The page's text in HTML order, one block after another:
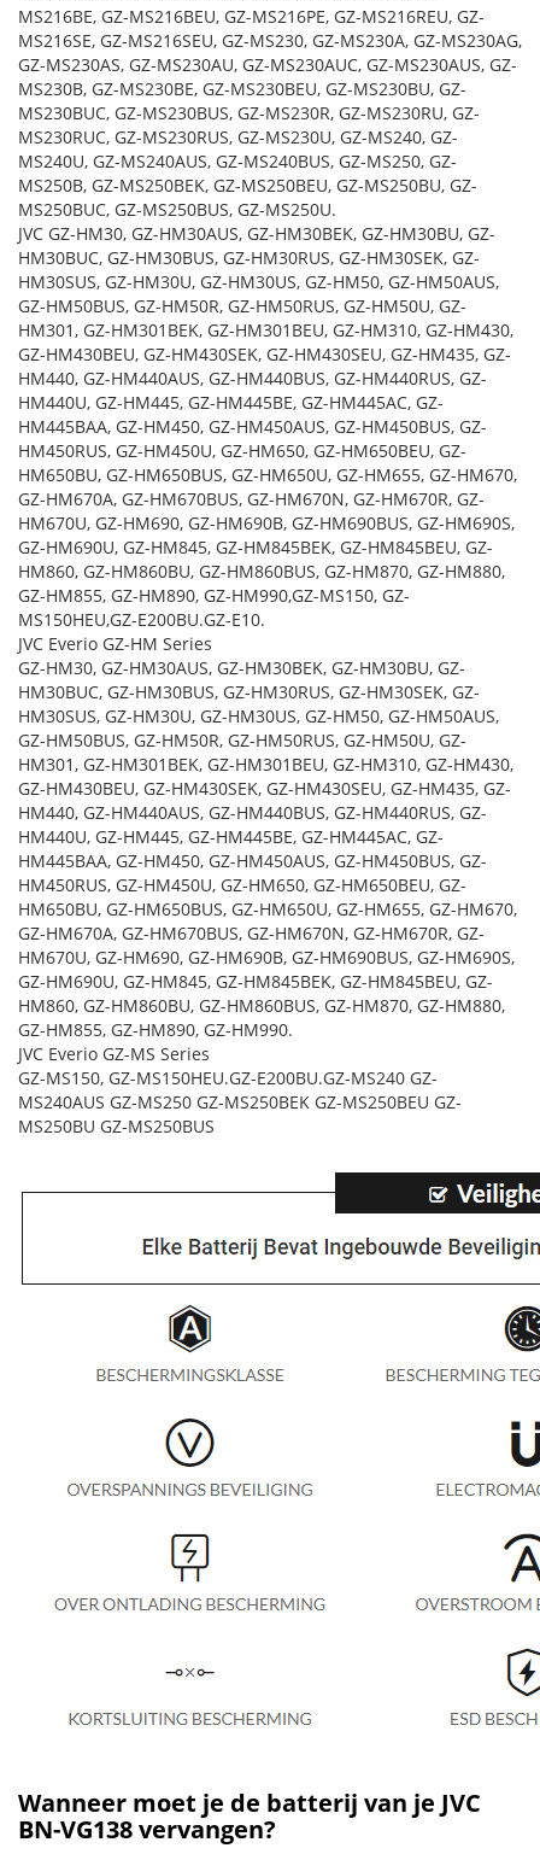
MS216BE, GZ-MS216BEU, GZ-MS216PE, GZ-MS216REU, GZ-
MS216SE, GZ-MS216SEU, GZ-MS230, GZ-MS230A, GZ-MS230AG,
GZ-MS230AS, GZ-MS230AU, GZ-MS230AUC, GZ-MS230AUS, GZ-
MS230B, GZ-MS230BE, GZ-MS230BEU, GZ-MS230BU, GZ-
MS230BUC, GZ-MS230BUS, GZ-MS230R, GZ-MS230RU, GZ-
MS230RUC, GZ-MS230RUS, GZ-MS230U, GZ-MS240, GZ-
MS240U, GZ-MS240AUS, GZ-MS240BUS, GZ-MS250, GZ-
MS250B, GZ-MS250BEK, GZ-MS250BEU, GZ-MS250BU, GZ-
MS250BUC, GZ-MS250BUS, GZ-MS250U.
JVC GZ-HM30, GZ-HM30AUS, GZ-HM30BEK, GZ-HM30BU, GZ-
HM30BUC, GZ-HM30BUS, GZ-HM30RUS, GZ-HM30SEK, GZ-
HM30SUS, GZ-HM30U, GZ-HM30US, GZ-HM50, GZ-HM50AUS,
GZ-HM50BUS, GZ-HM50R, GZ-HM50RUS, GZ-HM50U, GZ-
HM301, GZ-HM301BEK, GZ-HM301BEU, GZ-HM310, GZ-HM430,
GZ-HM430BEU, GZ-HM430SEK, GZ-HM430SEU, GZ-HM435, GZ-
HM440, GZ-HM440AUS, GZ-HM440BUS, GZ-HM440RUS, GZ-
HM440U, GZ-HM445, GZ-HM445BE, GZ-HM445AC, GZ-
HM445BAA, GZ-HM450, GZ-HM450AUS, GZ-HM450BUS, GZ-
HM450RUS, GZ-HM450U, GZ-HM650, GZ-HM650BEU, GZ-
HM650BU, GZ-HM650BUS, GZ-HM650U, GZ-HM655, GZ-HM670,
GZ-HM670A, GZ-HM670BUS, GZ-HM670N, GZ-HM670R, GZ-
HM670U, GZ-HM690, GZ-HM690B, GZ-HM690BUS, GZ-HM690S,
GZ-HM690U, GZ-HM845, GZ-HM845BEK, GZ-HM845BEU, GZ-
HM860, GZ-HM860BU, GZ-HM860BUS, GZ-HM870, GZ-HM880,
GZ-HM855, GZ-HM890, GZ-HM990,GZ-MS150, GZ-
MS150HEU,GZ-E200BU.GZ-E10.
JVC Everio GZ-HM Series
GZ-HM30, GZ-HM30AUS, GZ-HM30BEK, GZ-HM30BU, GZ-
HM30BUC, GZ-HM30BUS, GZ-HM30RUS, GZ-HM30SEK, GZ-
HM30SUS, GZ-HM30U, GZ-HM30US, GZ-HM50, GZ-HM50AUS,
GZ-HM50BUS, GZ-HM50R, GZ-HM50RUS, GZ-HM50U, GZ-
HM301, GZ-HM301BEK, GZ-HM301BEU, GZ-HM310, GZ-HM430,
GZ-HM430BEU, GZ-HM430SEK, GZ-HM430SEU, GZ-HM435, GZ-
HM440, GZ-HM440AUS, GZ-HM440BUS, GZ-HM440RUS, GZ-
HM440U, GZ-HM445, GZ-HM445BE, GZ-HM445AC, GZ-
HM445BAA, GZ-HM450, GZ-HM450AUS, GZ-HM450BUS, GZ-
HM450RUS, GZ-HM450U, GZ-HM650, GZ-HM650BEU, GZ-
HM650BU, GZ-HM650BUS, GZ-HM650U, GZ-HM655, GZ-HM670,
GZ-HM670A, GZ-HM670BUS, GZ-HM670N, GZ-HM670R, GZ-
HM670U, GZ-HM690, GZ-HM690B, GZ-HM690BUS, GZ-HM690S,
GZ-HM690U, GZ-HM845, GZ-HM845BEK, GZ-HM845BEU, GZ-
HM860, GZ-HM860BU, GZ-HM860BUS, GZ-HM870, GZ-HM880,
GZ-HM855, GZ-HM890, GZ-HM990.
JVC Everio GZ-MS Series
GZ-MS150, GZ-MS150HEU.GZ-E200BU.GZ-MS240 GZ-
MS240AUS GZ-MS250 GZ-MS250BEK GZ-MS250BEU GZ-
MS250BU GZ-MS250BUS
Wanneer moet je de batterij van je JVC
BN-VG138 vervangen?